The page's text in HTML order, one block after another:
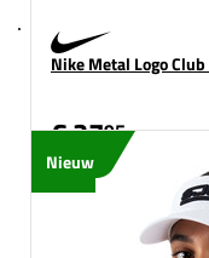
Nike Metal Logo Club
€ 2795
Nieuw